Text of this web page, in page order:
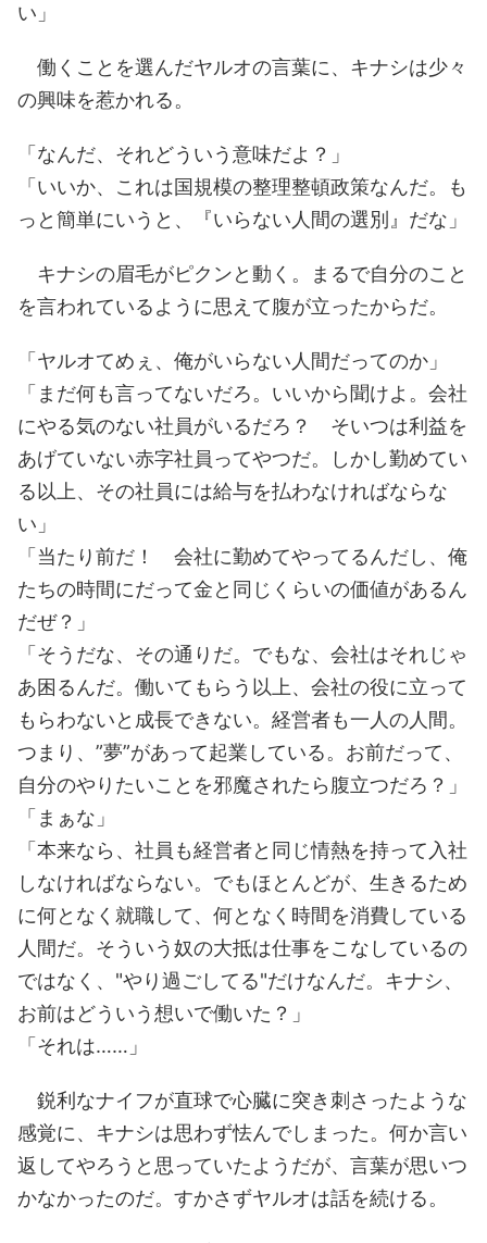
い」
働くことを選んだヤルオの言葉に、キナシは少々
の興味を惹かれる。
「なんだ、それどういう意味だよ？」
「いいか、これは国規模の整理整頓政策なんだ。も
っと簡単にいうと、『いらない人間の選別』だな」
キナシの眉毛がピクンと動く。まるで自分のこと
を言われているように思えて腹が立ったからだ。
「ヤルオてめぇ、俺がいらない人間だってのか」
「まだ何も言ってないだろ。いいから聞けよ。会社
にやる気のない社員がいるだろ？ そいつは利益を
あげていない赤字社員ってやつだ。しかし勤めてい
る以上、その社員には給与を払わなければならな
い」
「当たり前だ！ 会社に勤めてやってるんだし、俺
たちの時間にだって金と同じくらいの価値があるん
だぜ？」
「そうだな、その通りだ。でもな、会社はそれじゃ
あ困るんだ。働いてもらう以上、会社の役に立って
もらわないと成長できない。経営者も一人の人間。
つまり、”夢”があって起業している。お前だって、
自分のやりたいことを邪魔されたら腹立つだろ？」
「まぁな」
「本来なら、社員も経営者と同じ情熱を持って入社
しなければならない。でもほとんどが、生きるため
に何となく就職して、何となく時間を消費している
人間だ。そういう奴の大抵は仕事をこなしているの
ではなく、"やり過ごしてる"だけなんだ。キナシ、
お前はどういう想いで働いた？」
「それは……」
鋭利なナイフが直球で心臓に突き刺さったような
感覚に、キナシは思わず怯んでしまった。何か言い
返してやろうと思っていたようだが、言葉が思いつ
かなかったのだ。すかさずヤルオは話を続ける。